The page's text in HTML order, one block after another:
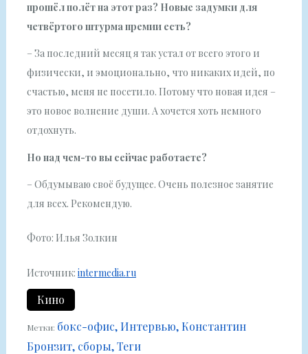
прошёл полёт на этот раз? Новые задумки для
четвёртого штурма премии есть?
– За последний месяц я так устал от всего этого и
физически, и эмоционально, что никаких идей, по
счастью, меня не посетило. Потому что новая идея –
это новое волнение души. А хочется хоть немного
отдохнуть.
Но над чем-то вы сейчас работаете?
– Обдумываю своё будущее. Очень полезное занятие
для всех. Рекомендую.
Фото: Илья Золкин
Источник: intermedia.ru
Кино
Метки: бокс-офис Интервью Константин
Бронзит сборы Теги